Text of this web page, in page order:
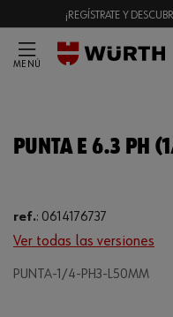
¡REGÍSTRATE Y
MENÚ
PUNTA E 6.3 PH
ref.: 0614176737
Ver todas las versiones
PUNTA-1/4-PH3-L50MM